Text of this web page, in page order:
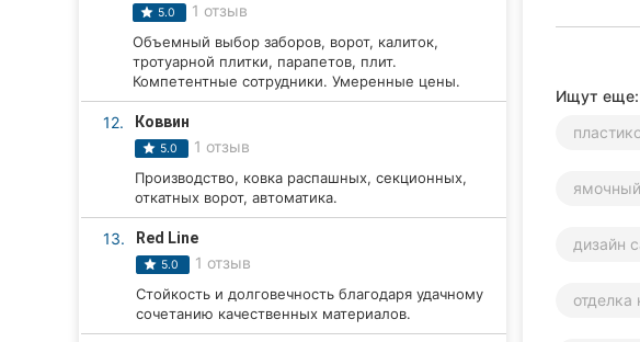
Карпаты
5.0 1 отзыв
Объемный выбор заборов, ворот, калиток,
тротуарной плитки, парапетов, плит.
Компетентные сотрудники. Умеренные цены.
12. Коввин
5.0 1 отзыв
Производство, ковка распашных, секционных,
откатных ворот, автоматика.
13. Red Line
5.0 1 отзыв
Стойкость и долговечность благодаря удачному
сочетанию качественных материалов.
Ищут еще:
дизайн
отделка